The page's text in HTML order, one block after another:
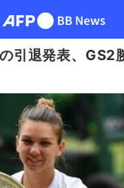
引退発表、GS2